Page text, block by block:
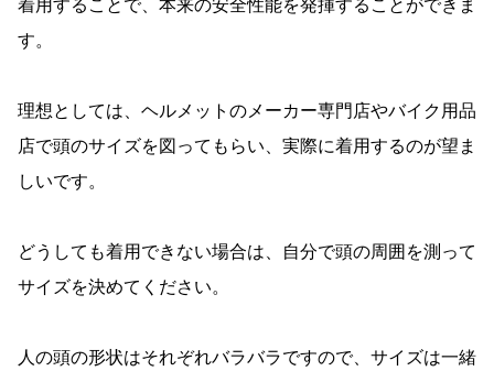
着用することで、本来の安全性能を発揮することができま
す。
理想としては、ヘルメットのメーカー専門店やバイク用品
店で頭のサイズを図ってもらい、実際に着用するのが望ま
しいです。
どうしても着用できない場合は、自分で頭の周囲を測って
サイズを決めてください。
人の頭の形状はそれぞれバラバラですので、サイズは一緒